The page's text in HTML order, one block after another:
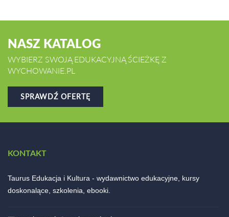
NASZ KATALOG
WYBIERZ SWOJĄ EDUKACYJNĄ ŚCIEŻKĘ Z
WYCHOWANIE.PL
SPRAWDŹ OFERTĘ
KONTAKT
Taurus Edukacja i Kultura - wydawnictwo edukacyjne, kursy
doskonalące, szkolenia, ebooki.